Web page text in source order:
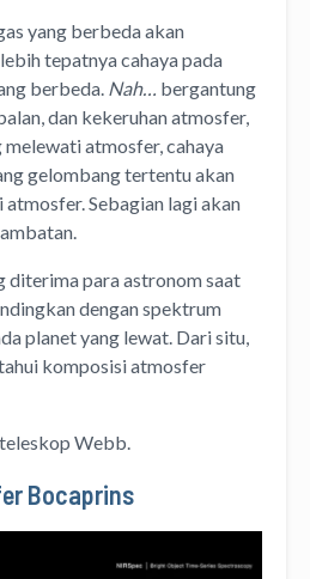
yang berbeda akan
tepatnya cahaya pada
berbeda. Nah… bergantung
dan kekeruhan atmosfer,
atmosfer, cahaya
gelombang tertentu akan
Sebagian lagi akan
diterima para astronom saat
dengan spektrum
planet yang lewat. Dari situ,
komposisi atmosfer
Webb.
Bocaprins